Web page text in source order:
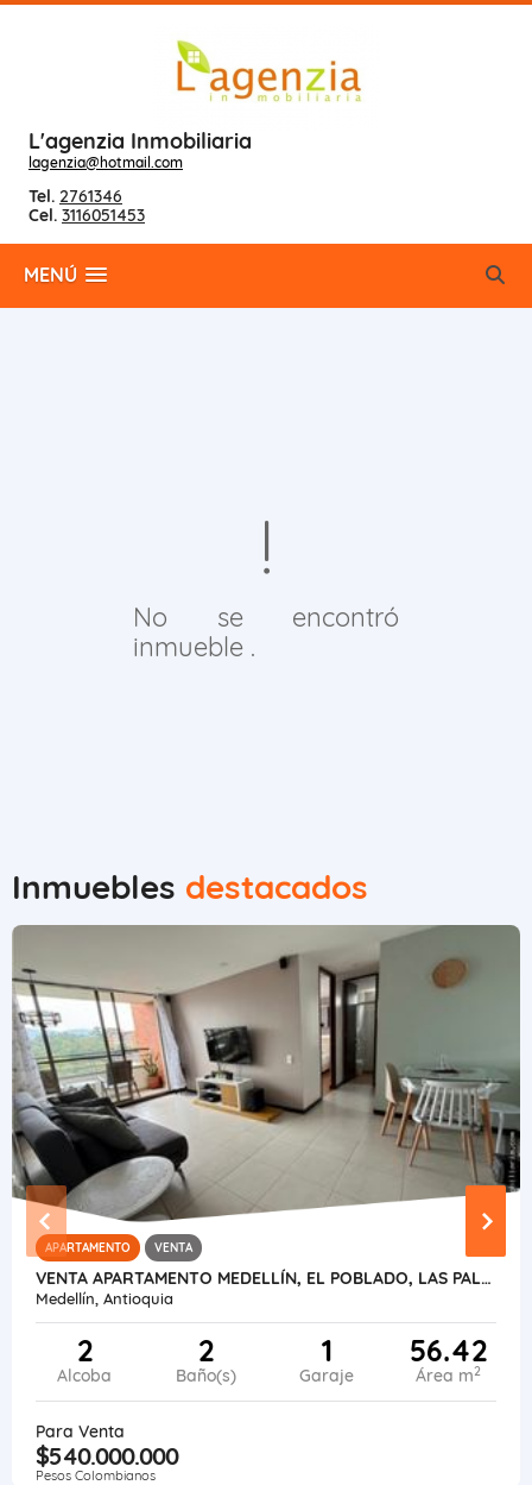
L'agenzia Inmobiliaria
lagenzia@hotmail.com
Tel. 2761346
Cel. 3116051453
MENÚ
No se encontró
inmueble .
Inmuebles destacados
APARTAMENTO VENTA
VENTA APARTAMENTO MEDELLÍN, EL POBLADO, LAS PALMAS PARTE BAJA
Medellín, Antioquia
2
Alcoba
2
Baño(s)
1
Garaje
56.42
Área m2
Para Venta
$540.000.000
Pesos Colombianos